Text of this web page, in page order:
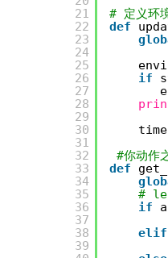
21
22
23
24
25
26
27
28
29
30
31
32
33
34
35
36
37
38
39
# 定义环
def
if
#你动作
def
#
if
elif